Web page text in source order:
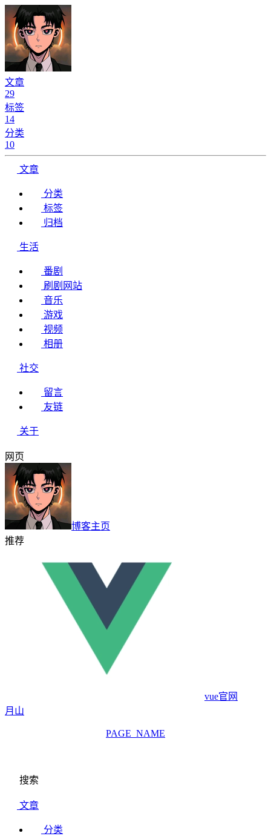
文章
29
标签
14
分类
10
文章
分类
标签
归档
生活
番剧
刷剧网站
音乐
游戏
视频
相册
社交
留言
友链
关于
网页
博客主页
推荐
vue官网
月山
PAGE_NAME
搜索
文章
分类